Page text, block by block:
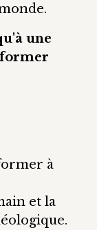
une
former
à
et la